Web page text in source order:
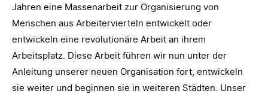
Jahren eine Massenarbeit zur Organisierung von
Menschen aus Arbeitervierteln entwickelt oder
entwickeln eine revolutionäre Arbeit an ihrem
Arbeitsplatz. Diese Arbeit führen wir nun unter der
Anleitung unserer neuen Organisation fort, entwickeln
sie weiter und beginnen sie in weiteren Städten. Unser